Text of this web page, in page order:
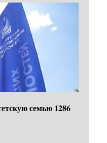
семью 1286